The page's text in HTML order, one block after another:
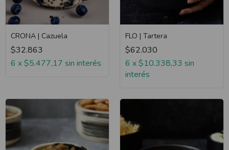
CRONA | Cazuela
$32.863
6 x$5.477,17 sin interés
FLO | Tartera
$62.030
6 x$10.338,33 sin
interés